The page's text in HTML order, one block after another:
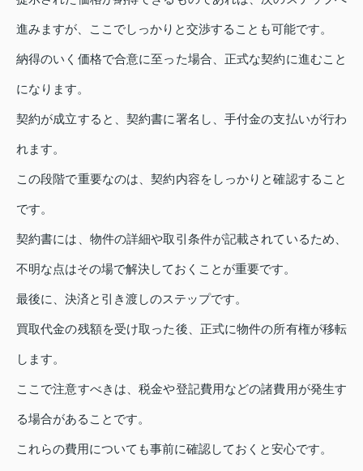
進みますが、ここでしっかりと交渉することも可能です。
納得のいく価格で合意に至った場合、正式な契約に進むこと
になります。
契約が成立すると、契約書に署名し、手付金の支払いが行わ
れます。
この段階で重要なのは、契約内容をしっかりと確認すること
です。
契約書には、物件の詳細や取引条件が記載されているため、
不明な点はその場で解決しておくことが重要です。
最後に、決済と引き渡しのステップです。
買取代金の残額を受け取った後、正式に物件の所有権が移転
します。
ここで注意すべきは、税金や登記費用などの諸費用が発生す
る場合があることです。
これらの費用についても事前に確認しておくと安心です。